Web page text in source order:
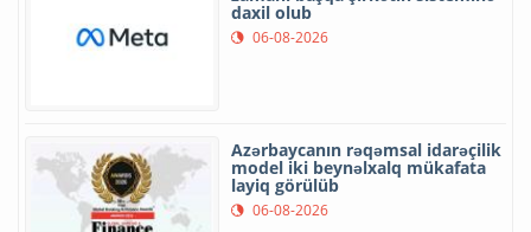
daxil olub
06-08-2026
Azərbaycanın rəqəmsal idarəçilik
model iki beynəlxalq mükafata
layiq görülüb
06-08-2026